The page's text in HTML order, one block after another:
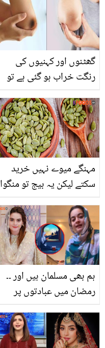
گھٹنوں اور کہنیوں کی
رنگت خراب ہو گئی ہے تو
کئی یہ ٹپس آزمائیں اور ان
کی کالی رنگت سے نجات
پائیں
مہنگے میوے نہیں خرید
سکتے لیکن یہ بیج تو منگوا
کھانا مرد اور خواتین کے
لئے کیوں ضروری ہے؟
جانیں ان کے 5 خاص
فائدے
ہم بھی مسلمان ہیں اور ۔۔
رمضان میں عبادتوں پر
خان کا کرارا جواب، ویڈیو